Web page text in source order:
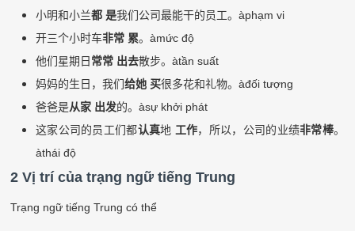
小明和小兰都 是我们公司最能干的员工。 àphạm vi
开三个小时车非常 累。 àmức độ
他们星期日 常常 出去散步。 àtần suất
妈妈的生日，我们给她 买很多花和礼物。 àđối tượng
爸爸是从家 出发的。 àsự khởi phát
这家公司的员工们都认真地 工作，所以，公司的业绩非常棒。
àthái độ
2 Vị trí của trạng ngữ tiếng Trung
Trạng ngữ tiếng Trung có thể